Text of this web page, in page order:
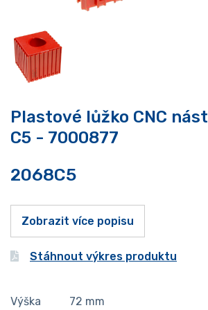
Plastové lůžko CNC
C5 - 7000877
2068C5
Zobrazit více popisu
Stáhnout výkres produktu
Výška 72 mm